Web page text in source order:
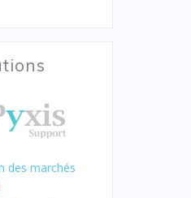
des marchés